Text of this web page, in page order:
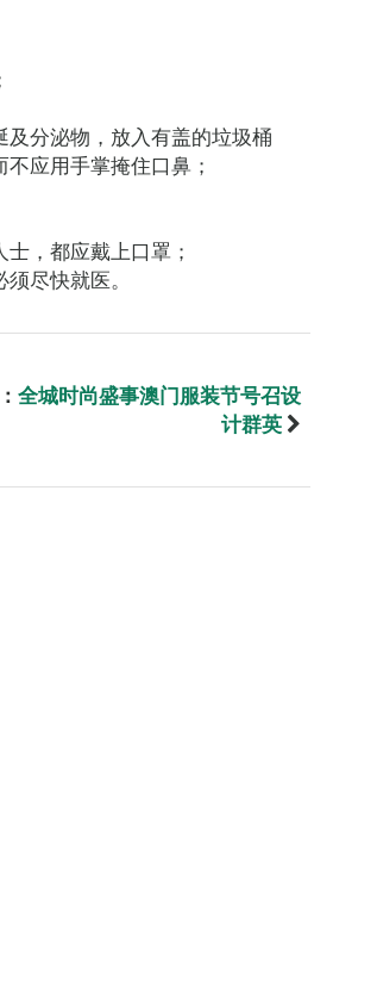
分泌物，放入有盖的垃圾桶
应用手掌掩住口鼻；
，都应戴上口罩；
尽快就医。
全城时尚盛事澳门服装节号召设
计群英